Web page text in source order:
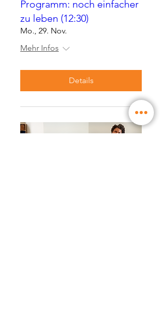
Programm: noch einfacher
zu leben (12:30)
Mo., 29. Nov.
Mehr Infos
Details